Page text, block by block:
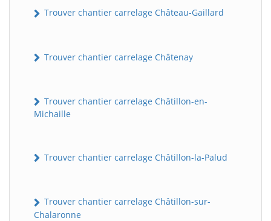
Trouver chantier carrelage Château-Gaillard
Trouver chantier carrelage Châtenay
Trouver chantier carrelage Châtillon-en-
Michaille
Trouver chantier carrelage Châtillon-la-Palud
Trouver chantier carrelage Châtillon-sur-
Chalaronne